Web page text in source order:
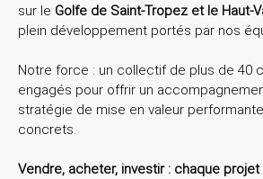
sur le Golfe de Saint-Tropez et le Haut-
plein développement portés par nos
Notre force : un collectif de plus de 40
engagés pour offrir un
stratégie de mise en valeur
concrets.
Vendre, acheter, investir : chaque